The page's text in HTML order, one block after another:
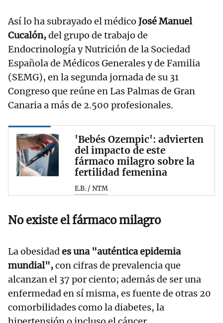
Así lo ha subrayado el médico José Manuel
Cucalón,del grupo de trabajo de
Endocrinología y Nutrición de la Sociedad
Española de Médicos Generales y de Familia
(SEMG), en la segunda jornada de su 31
Congreso que reúne en Las Palmas de Gran
Canaria a más de 2.500 profesionales.
'Bebés Ozempic': advierten
del impacto de este
fármaco milagro sobre la
fertilidad femenina
E.B. / NTM
No existe el fármaco milagro
La obesidades una "auténtica epidemia
mundial",con cifras de prevalencia que
alcanzan el 37 por ciento; además de ser una
enfermedad en sí misma, es fuente de otras 20
comorbilidades como la diabetes, la